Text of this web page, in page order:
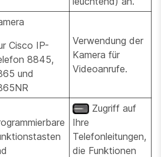
Cisco IP-
8845,
und
Verwendung der
Kamera für
Videoanrufe.
Zugriff auf
Ihre
Telefonleitungen,
die Funktionen